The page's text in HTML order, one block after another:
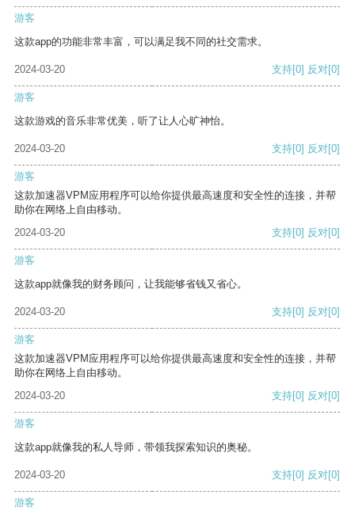
游客
这款app的功能非常丰富，可以满足我不同的社交需求。
2024-03-20 支持[0] 反对[0]
游客
这款游戏的音乐非常优美，听了让人心旷神怡。
2024-03-20 支持[0] 反对[0]
游客
这款加速器VPM应用程序可以给你提供最高速度和安全性的连接，并帮
助你在网络上自由移动。
2024-03-20
支持[0] 反对[0]
游客
这款app就像我的财务顾问，让我能够省钱又省心。
2024-03-20 支持[0] 反对[0]
游客
这款加速器VPM应用程序可以给你提供最高速度和安全性的连接，并帮
助你在网络上自由移动。
2024-03-20
支持[0] 反对[0]
游客
这款app就像我的私人导师，带领我探索知识的奥秘。
2024-03-20 支持[0] 反对[0]
游客